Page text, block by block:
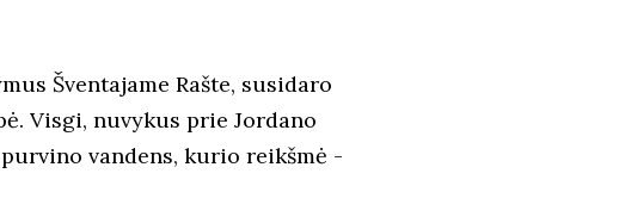
Šventajame Rašte, susidaro
Visgi, nuvykus prie Jordano
vandens, kurio reikšmė -